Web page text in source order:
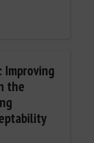
the